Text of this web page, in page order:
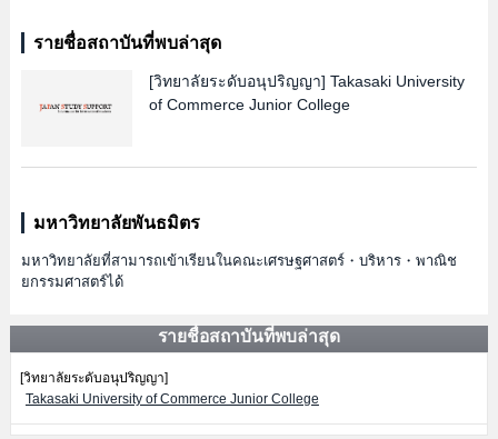
รายชื่อสถาบันที่พบล่าสุด
[วิทยาลัยระดับอนุปริญญา] Takasaki University
of Commerce Junior College
มหาวิทยาลัยพันธมิตร
มหาวิทยาลัยที่สามารถเข้าเรียนในคณะเศรษฐศาสตร์・บริหาร・พาณิช
ยกรรมศาสตร์ได้
รายชื่อสถาบันที่พบล่าสุด
[วิทยาลัยระดับอนุปริญญา]
Takasaki University of Commerce Junior College